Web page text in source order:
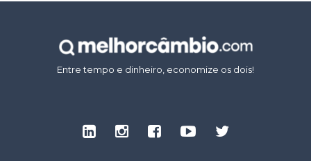
Entre tempo e dinheiro, economize os dois!